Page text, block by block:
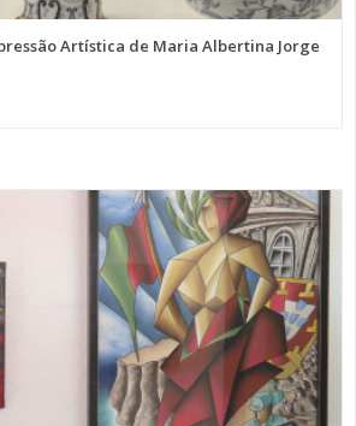
Artística de Maria Albertina Jorge